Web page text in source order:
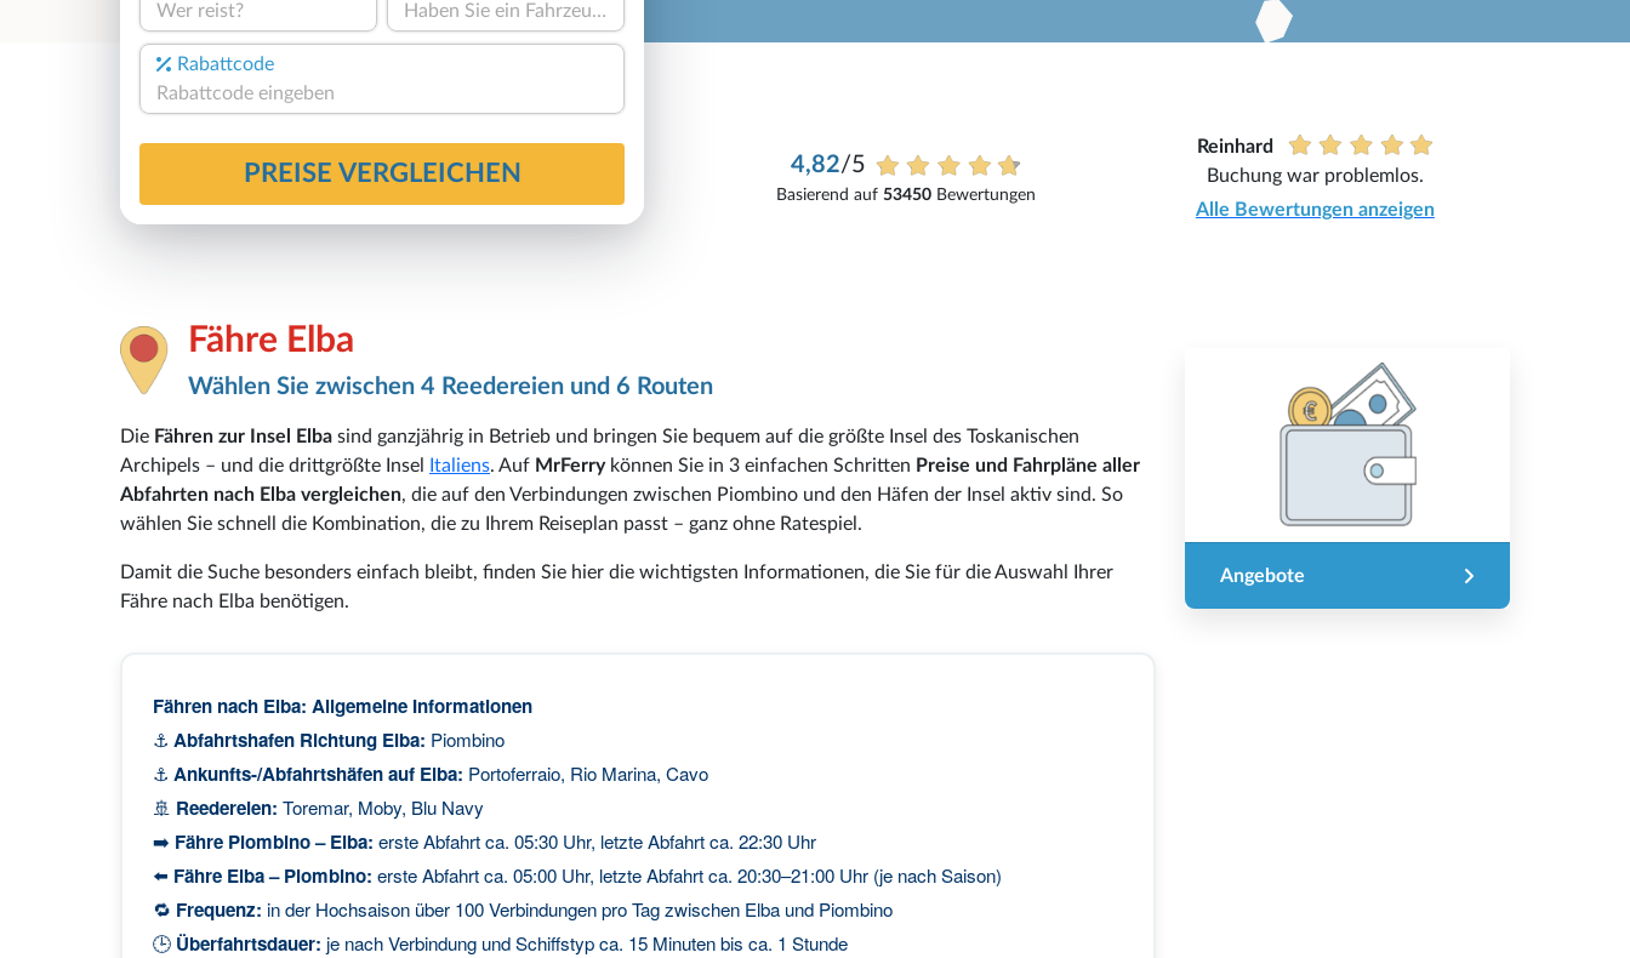
Wer reist?
Haben Sie ein Fahrzeug?
Rabattcode
PREISE VERGLEICHEN 4,82/5
Basierend auf53450 Bewertungen
Reinhard
Buchung war problemlos.
Alle Bewertungen anzeigen
Fähre Elba
Wählen Sie zwischen 4 Reedereien und 6 Routen
Die Fähren zur Insel Elba sind ganzjährig in Betrieb und bringen Sie bequem auf die größte Insel des Toskanischen
Archipels – und die drittgrößte Insel
Italiens. Auf MrFerrykönnen Sie in 3 einfachen Schritten Preise und Fahrpläne aller
Abfahrten nach Elba vergleichen, die auf den Verbindungen zwischen Piombino und den Häfen der Insel aktiv sind. So
wählen Sie schnell die Kombination, die zu Ihrem Reiseplan passt – ganz ohne Ratespiel.
Damit die Suche besonders einfach bleibt, finden Sie hier die wichtigsten Informationen, die Sie für die Auswahl Ihrer
Fähre nach Elba benötigen.
Fähren nach Elba: Allgemeine Informationen
⚓ Abfahrtshafen Richtung Elba: Piombino
⚓ Ankunfts-/Abfahrtshäfen auf Elba: Portoferraio, Rio Marina, Cavo
🚢 Reedereien: Toremar, Moby, Blu Navy
➡️ Fähre Piombino – Elba: erste Abfahrt ca. 05:30 Uhr, letzte Abfahrt ca. 22:30 Uhr
⬅️ Fähre Elba – Piombino: erste Abfahrt ca. 05:00 Uhr, letzte Abfahrt ca. 20:30–21:00 Uhr (je nach Saison)
🔁 Frequenz: in der Hochsaison über 100 Verbindungen pro Tag zwischen Elba und Piombino
🕒 Überfahrtsdauer: je nach Verbindung und Schiffstyp ca. 15 Minuten bis ca. 1 Stunde
Angebote